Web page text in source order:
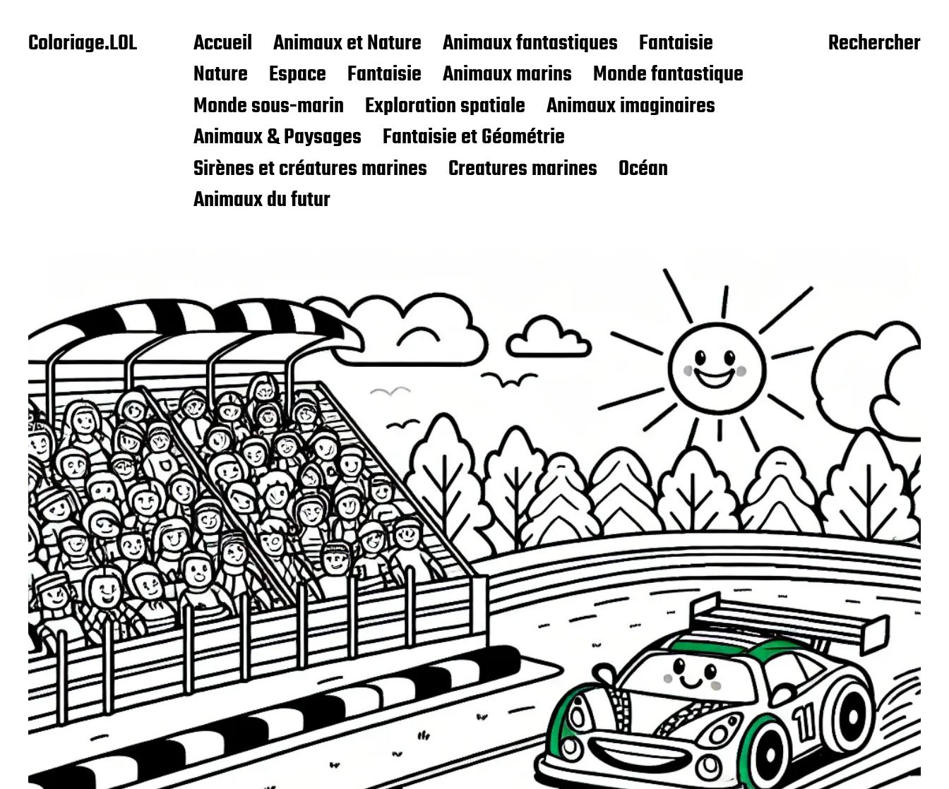
Coloriage.LOL Accueil Animaux et Nature Animaux fantastiques
Fantaisie
Nature
Espace Fantaisie Animaux marins
Monde fantastique
Monde sous-marin
Exploration spatiale
Animaux imaginaires
Animaux & Paysages
Fantaisie et Géométrie
Sirènes et créatures marines
Creatures marines
Océan
Animaux du futur
Rechercher